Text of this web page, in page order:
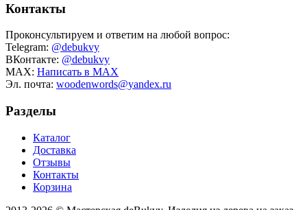
Контакты
Проконсультируем и ответим на любой вопрос:
Telegram: @debukvy
ВКонтакте: @debukvy
MAX: Написать в MAX
Эл. почта: woodenwords@yandex.ru
Разделы
Каталог
Доставка
Отзывы
Контакты
Корзина